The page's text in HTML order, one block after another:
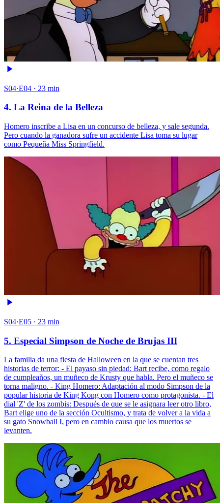
S04·E04 · 23 min
4. La Reina de la Belleza
Homero inscribe a Lisa en un concurso de belleza, y sale segunda.
Pero cuando la ganadora sufre un accidente Lisa toma su lugar
como Pequeña Miss Springfield.
S04·E05 · 23 min
5. Especial Simpson de Noche de Brujas III
La familia da una fiesta de Halloween en la que se cuentan tres
historias de terror: - El payaso sin piedad: Bart recibe, como regalo
de cumpleaños, un muñeco de Krusty que habla. Pero el muñeco se
torna maligno. - King Homero: Adaptación al modo Simpson de la
popular historia de King Kong con Homero como protagonista. - El
dial 'Z' de los zombis: Después de que se le asignara leer otro libro,
Bart elige uno de la sección Ocultismo, y trata de volver a la vida a
su gato Snowball I, pero en cambio causa que los muertos se
levanten.